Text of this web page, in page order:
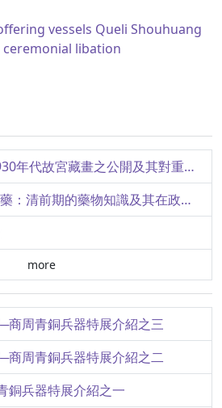
vessels Queli Shouhuang
ceremonial libation
「宋畫」的檢擇：1930年代故宮藏畫之公開及其對重構畫史的貢獻
用作禮物賞賜的錠子藥：清前期的藥物知識及其在政治場域中的運作脈絡
more
商周青銅兵器特展介紹之三
商周青銅兵器特展介紹之二
銅兵器特展介紹之一